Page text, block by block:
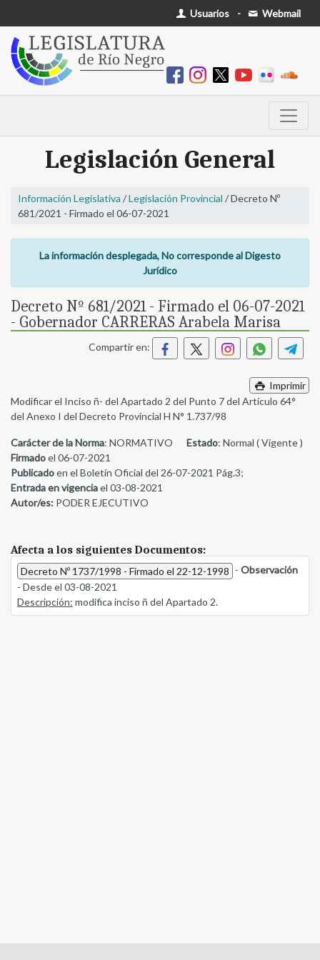
Usuarios - Webmail
Legislación General
Información Legislativa /Legislación Provincial / Decreto Nº
681/2021 - Firmado el 06-07-2021
La información desplegada, No corresponde al Digesto
Jurídico
Decreto Nº 681/2021 - Firmado el 06-07-2021
- Gobernador CARRERAS Arabela Marisa
Compartir en:
Imprimir
Modificar el Inciso ñ- del Apartado 2 del Punto 7 del Artículo 64°
del Anexo I del Decreto Provincial H N° 1.737/98
Carácter de la Norma: NORMATIVO Estado: Normal ( Vigente )
Firmadoel 06-07-2021
Publicadoen el Boletín Oficial del 26-07-2021 Pág.3;
Entrada en vigenciael 03-08-2021
Autor/es: PODER EJECUTIVO
Afecta a los siguientes Documentos:
Decreto Nº 1737/1998 - Firmado el 22-12-1998 - Observación
- Desde el 03-08-2021
Descripción: modifica inciso ñ del Apartado 2.